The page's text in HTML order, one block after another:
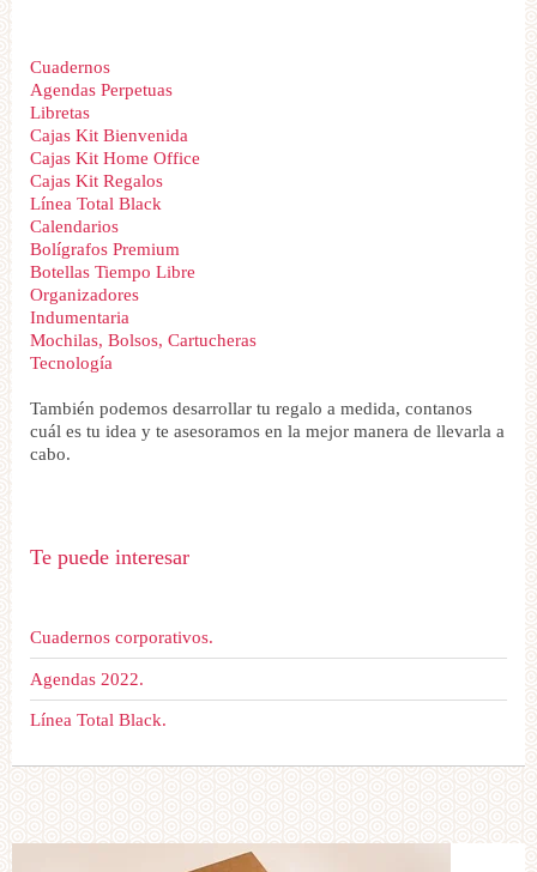
Cuadernos
Agendas Perpetuas
Libretas
Cajas Kit Bienvenida
Cajas Kit Home Office
Cajas Kit Regalos
Línea Total Black
Calendarios
Bolígrafos Premium
Botellas Tiempo Libre
Organizadores
Indumentaria
Mochilas, Bolsos, Cartucheras
Tecnología
También podemos desarrollar tu regalo a medida, contanos
cuál es tu idea y te asesoramos en la mejor manera de llevarla a
cabo.
Te puede interesar
Cuadernos corporativos.
Agendas 2022.
Línea Total Black.